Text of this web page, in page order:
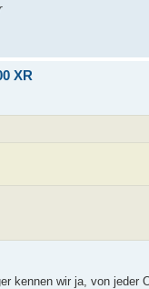
XR
kennen wir ja, von